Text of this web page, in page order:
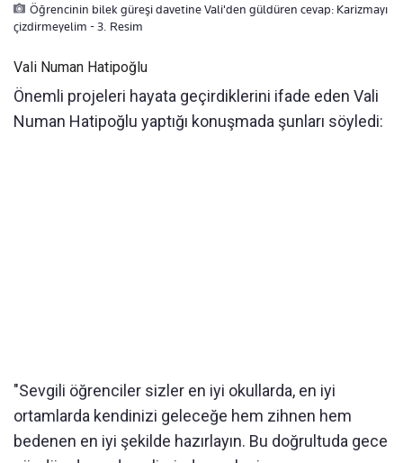
Öğrencinin bilek güreşi davetine Vali'den güldüren cevap: Karizmayı
çizdirmeyelim - 3. Resim
Vali Numan Hatipoğlu
Önemli projeleri hayata geçirdiklerini ifade eden Vali
Numan Hatipoğlu yaptığı konuşmada şunları söyledi:
"Sevgili öğrenciler sizler en iyi okullarda, en iyi
ortamlarda kendinizi geleceğe hem zihnen hem
bedenen en iyi şekilde hazırlayın. Bu doğrultuda gece